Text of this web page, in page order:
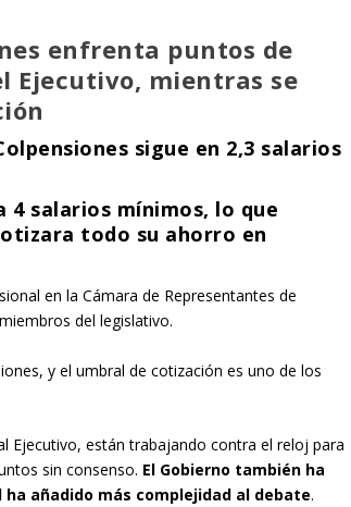
enfrenta puntos de
Ejecutivo, mientras se
sigue en 2,3 salarios
4 salarios mínimos, lo que
todo su ahorro en
en la Cámara de Representantes de
del legislativo.
y el umbral de cotización es uno de los
Ejecutivo, están trabajando contra el reloj para
sin consenso. El Gobierno también ha
añadido más complejidad al debate.